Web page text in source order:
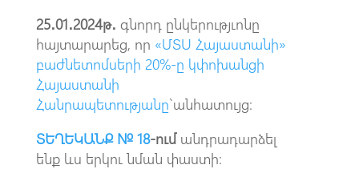
25․01․2024թ․ գնորդ ընկերությւոնը
հայտարարեց, որ «ՄՏՍ Հայաստանի»
բաժնետոմսերի 20%-ը կփոխանցի
Հայաստանի
Հանրապետությանը`անհատույց։
ՏԵՂԵԿԱՆՔ № 18-ում անդրադարձել
ենք ևս երկու նման փաստի։